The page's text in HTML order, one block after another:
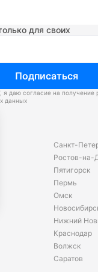
для своих
Подписаться
я даю согласие на получение
данных
Санкт-
Ростов-на-
Пятигорск
Пермь
Омск
Нижний
Краснодар
Волжск
Саратов